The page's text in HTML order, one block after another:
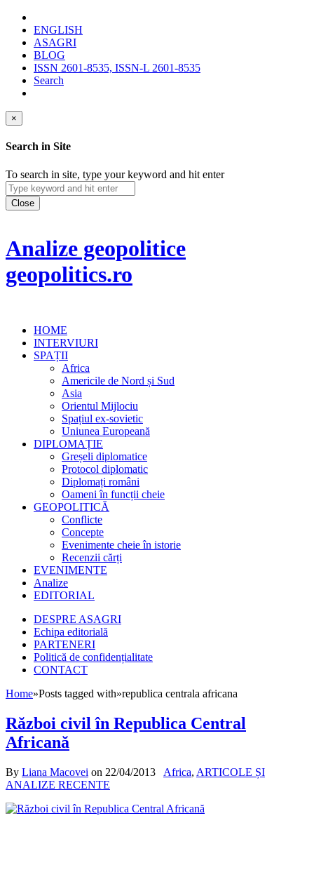
ENGLISH
ASAGRI
BLOG
ISSN 2601-8535, ISSN-L 2601-8535
Search
×
Search in Site
To search in site, type your keyword and hit enter
Close
Analize geopolitice
geopolitics.ro
HOME
INTERVIURI
SPAȚII
Africa
Americile de Nord și Sud
Asia
Orientul Mijlociu
Spațiul ex-sovietic
Uniunea Europeană
DIPLOMAȚIE
Greșeli diplomatice
Protocol diplomatic
Diplomați români
Oameni în funcții cheie
GEOPOLITICĂ
Conflicte
Concepte
Evenimente cheie în istorie
Recenzii cărți
EVENIMENTE
Analize
EDITORIAL
DESPRE ASAGRI
Echipa editorială
PARTENERI
Politică de confidențialitate
CONTACT
Home»Posts tagged with»republica centrala africana
Război civil în Republica Central
Africană
By Liana Macovei on 22/04/2013 Africa, ARTICOLE ȘI
ANALIZE RECENTE